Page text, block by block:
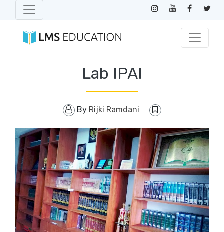
Lab IPAI
By Rijki Ramdani